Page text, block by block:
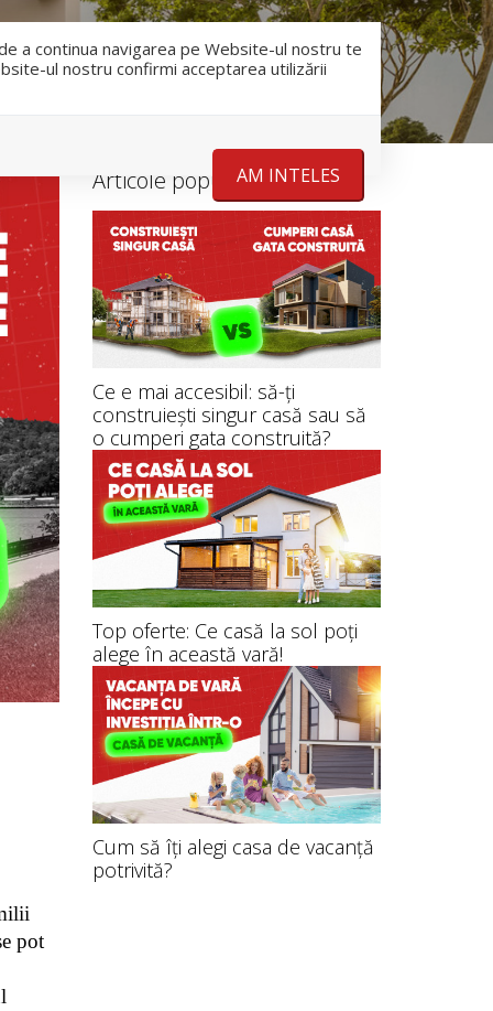
a continua navigarea pe Website-ul nostru te
ul nostru confirmi acceptarea utilizării
AM INTELES
RO RU
+37369883878
pot
Articole populare
Ce e mai accesibil: să-ți
construiești singur casă sau să
o cumperi gata construită?
Top oferte: Ce casă la sol poți
alege în această vară!
Cum să îți alegi casa de vacanță
potrivită?